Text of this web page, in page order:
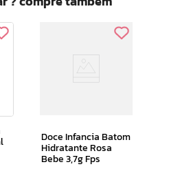
Doce Infancia Batom
Hidratante Rosa
Bebe 3,7g Fps